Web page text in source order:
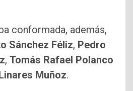
conformada, además,
Sánchez Féliz, Pedro
, Tomás Rafael Polanco
Muñoz.